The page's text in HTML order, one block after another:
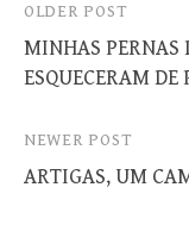
Post
navigation
OLDER POST
MINHAS PERNAS
ESQUECERAM
NEWER POST
ARTIGAS, UM